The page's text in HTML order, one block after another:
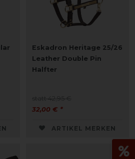
Eskadron Heritage 25/26
Leather Double Pin
Halfter
32,00 € *
ARTIKEL MERKEN